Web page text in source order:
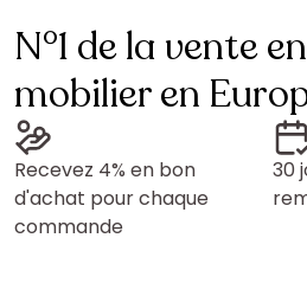
N°1 de la vente
mobilier en
Recevez 4% en bon
d'achat pour chaque
commande
30